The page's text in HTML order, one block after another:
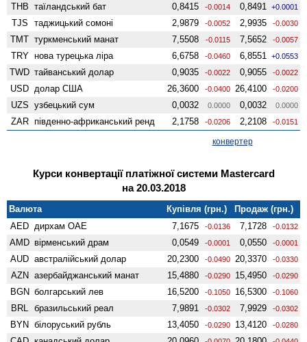
THB таїландський бат 0,8415 -0.0014 0,8491 +0.0001
TJS таджицький сомоні 2,9879 -0.0052 2,9935 -0.0030
TMT туркменський манат 7,5508 -0.0115 7,5652 -0.0057
TRY нова турецька ліра 6,6758 -0.0460 6,8551 +0.0553
TWD тайванський долар 0,9035 -0.0022 0,9055 -0.0022
USD долар США 26,3600 -0.0400 26,4100 -0.0200
UZS узбецький сум 0,0032 0.0000 0,0032 0.0000
ZAR південно-африканський ренд 2,1758 -0.0206 2,2108 -0.0151
конвертер
Курси конвертації платіжної системи Mastercard
на 20.03.2018
Валюта Купівля (грн.)
Продаж (грн.)
AED дирхам ОАЕ 7,1675 -0.0136 7,1728 -0.0132
AMD вiрменський драм 0,0549 -0.0001 0,0550 -0.0001
AUD австралійський долар 20,2300 -0.0490 20,3370 -0.0330
AZN азербайджанський манат 15,4880 -0.0290 15,4950 -0.0290
BGN болгарський лев 16,5200 -0.1050 16,5300 -0.1060
BRL бразильський реал 7,9891 -0.0302 7,9929 -0.0302
BYN білоруський рубль 13,4050 -0.0290 13,4120 -0.0280